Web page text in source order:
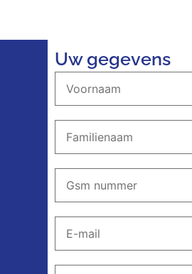
Uw gegevens